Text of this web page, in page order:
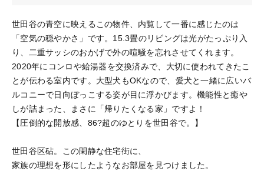
世田谷の青空に映えるこの物件、内覧して一番に感じたのは
「空気の穏やかさ」です。15.3畳のリビングは光がたっぷり入
り、二重サッシのおかげで外の喧騒を忘れさせてくれます。
2020年にコンロや給湯器を交換済みで、大切に使われてきたこ
とが伝わる室内です。大型犬もOKなので、愛犬と一緒に広いバ
ルコニーで日向ぼっこする姿が目に浮かびます。機能性と癒や
しが詰まった、まさに「帰りたくなる家」ですよ！
【圧倒的な開放感、86?超のゆとりを世田谷で。】
世田谷区砧。この閑静な住宅街に、
家族の理想を形にしたようなお部屋を見つけました。